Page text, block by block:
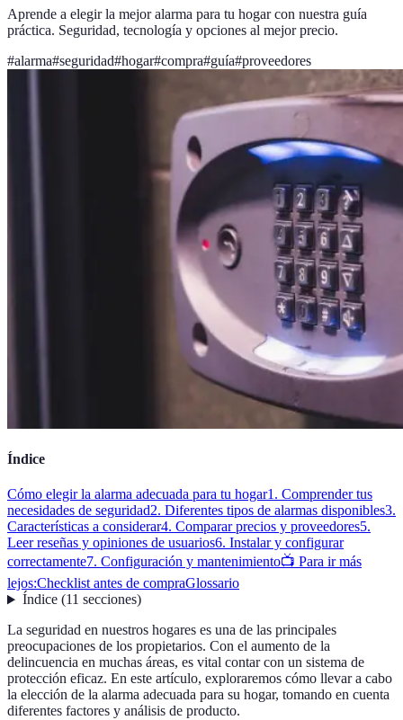
Aprende a elegir la mejor alarma para tu hogar con nuestra guía
práctica. Seguridad, tecnología y opciones al mejor precio.
#alarma#seguridad#hogar#compra#guía#proveedores
Índice
Cómo elegir la alarma adecuada para tu hogar1. Comprender tus
necesidades de seguridad2. Diferentes tipos de alarmas disponibles3.
Características a considerar4. Comparar precios y proveedores5.
Leer reseñas y opiniones de usuarios6. Instalar y configurar
correctamente7. Configuración y mantenimiento📺 Para ir más
lejos:Checklist antes de compraGlossario
Índice(11 secciones)
La seguridad en nuestros hogares es una de las principales
preocupaciones de los propietarios. Con el aumento de la
delincuencia en muchas áreas, es vital contar con un sistema de
protección eficaz. En este artículo, exploraremos cómo llevar a cabo
la elección de la alarma adecuada para su hogar, tomando en cuenta
diferentes factores y análisis de producto.